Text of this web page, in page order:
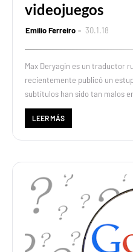
videojuegos
Emilio Ferreiro 30.1.18
Max Deryagin es un traductor
recientemente publicó un
subtítulos han sido tan malos
LEER MÁS